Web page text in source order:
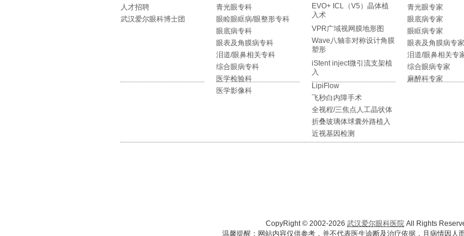
人才招聘
武汉爱尔眼科博士团
青光眼专科
眼睑眼眶病/眼整形专科
眼底病专科
眼表及角膜病专科
泪道/眼鼻相关专科
综合眼病专科
医学检验科
医学影像科
EVO+ ICL（V5）晶体植
入术
VPR广域视网膜地形图
Wave八轴非对称设计角膜
塑形
iStent inject微引流支架植
入
LipiFlow
飞秒白内障手术
全视程/三焦点人工晶状体
折叠玻璃体球囊外路植入
近视基因检测
青光眼专家
眼底病专家
眼眶病专家
眼表及角膜病专家
泪道/眼鼻相关专
综合眼病专家
麻醉科专家
CopyRight © 2002-2026 武汉爱尔眼科医院 All Rights
温馨提醒：网站内容仅供参考，并不代表医生诊断及治疗依据，且病情因人